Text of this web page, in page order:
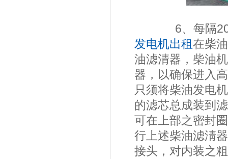
6、每隔200小
发电机出租在柴
油滤清器，柴油
器，以确保进入
只须将柴油发电
的滤芯总成装到
可在上部之密封
行上述柴油滤淸
接头，对内装之